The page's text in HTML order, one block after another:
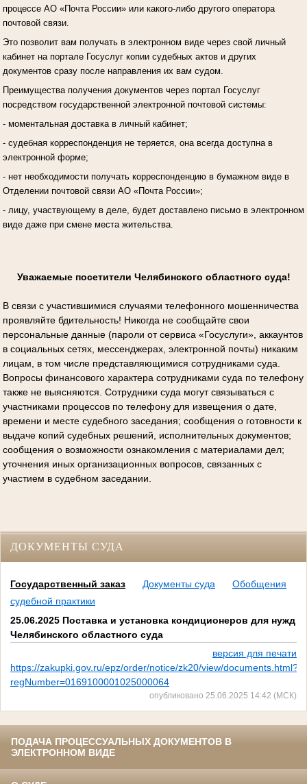
процессе АО «Почта России» или какого-либо другого оператора
почтовой связи.
Это позволит вам получать в электронном виде через свой личный
кабинет на портале Госуслуг копии судебных актов и других
документов сразу после направления их вам судом.
Преимущества получения документов через портал Госуслуг
посредством государственной электронной почтовой системы:
- моментальная доставка в личный кабинет;
- судебная корреспонденция не теряется, она всегда доступна в
электронной форме;
- нет необходимости получать корреспонденцию в бумажном виде в
Отделении почтовой связи АО «Почта России»;
- лицу, участвующему в деле, будет доставлено письмо в электронном
виде даже при смене места жительства.
Уважаемые посетители Челябинского областного суда!
В связи с участившимися случаями телефонного мошенничества
проявляйте бдительность! Никогда не сообщайте свои
персональные данные (пароли от сервиса «Госуслуги», аккаунтов
в социальных сетях, мессенджерах, электронной почты) никаким
лицам, в том числе представляющимися сотрудниками суда.
Вопросы финансового характера сотрудниками суда по телефону
также не выясняются. Сотрудники суда могут связываться с
участниками процессов по телефону для извещения о дате,
времени и месте судебного заседания; сообщения о готовности к
выдаче копий судебных решений, исполнительных документов;
сообщения о возможности ознакомления с материалами дел;
уточнения иных организационных вопросов, связанных с
участием в судебном заседании.
ДОКУМЕНТЫ СУДА
Государственный заказ Документы суда
Обобщения
судебной практики
25.06.2025 Поставка и установка кондиционеров для нужд
Челябинского областного суда
версия для печати
https://zakupki.gov.ru/epz/order/notice/zk20/view/documents.html?
regNumber=0169100001025000064
опубликовано 25.06.2025 14:42 (МСК)
ПОДАЧА ПРОЦЕССУАЛЬНЫХ ДОКУМЕНТОВ В
ЭЛЕКТРОННОМ ВИДЕ